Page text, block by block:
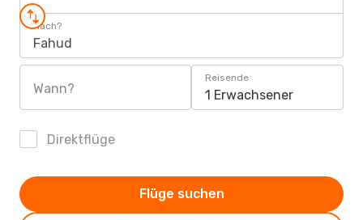
Nach?
Fahud
Wann?
Reisende
1 Erwachsener
Direktflüge
Flüge suchen